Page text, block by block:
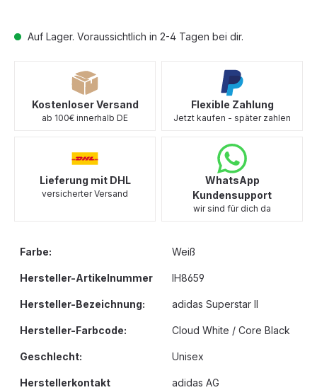
Auf Lager. Voraussichtlich in 2-4 Tagen bei dir.
Kostenloser Versand
ab 100€ innerhalb DE
Flexible Zahlung
Jetzt kaufen - später zahlen
Lieferung mit DHL
versicherter Versand
WhatsApp
Kundensupport
wir sind für dich da
Farbe: Weiß
Hersteller-Artikelnummer IH8659
Hersteller-Bezeichnung: adidas Superstar II
Hersteller-Farbcode: Cloud White / Core Black
Geschlecht: Unisex
Herstellerkontakt
adidas AG